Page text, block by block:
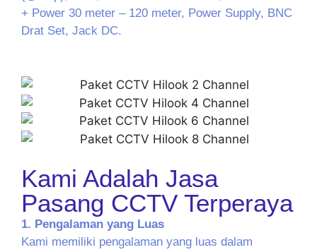
+ Power 30 meter – 120 meter, Power Supply, BNC
Drat Set, Jack DC.
Kami Adalah Jasa
Pasang CCTV Terperaya
1. Pengalaman yang Luas
Kami memiliki pengalaman yang luas dalam